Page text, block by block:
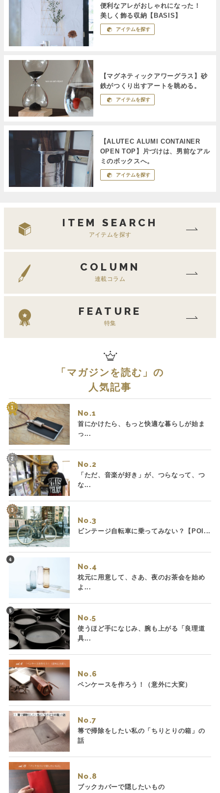
便利なアレがおしゃれになった！
美しく飾る収納【BASIS】
アイテムを探す
【マグネティックアワーグラス】砂
鉄がつくり出すアートを眺める。
アイテムを探す
【ALUTEC ALUMI CONTAINER
OPEN TOP】片づけは、男前なアル
ミのボックスへ。
アイテムを探す
ITEM SEARCH
アイテムを探す
COLUMN
連載コラム
FEATURE
特集
「 マガジンを読む 」の
人気記事
No.
首にかけたら、もっと快適な暮らしが始ま
っ...
No.
「ただ、音楽が好き」が、つらなって、つ
な...
No.
ビンテージ自転車に乗ってみない？【POI...
No.
枕元に用意して、さあ、夜のお茶会を始め
よ...
No.
使うほど手になじみ、腕も上がる「良理道
具...
No.
ペンケースを作ろう！（意外に大変）
No.
箒で掃除をしたい私の「ちりとりの箱」の
話
No.
ブックカバーで隠したいもの